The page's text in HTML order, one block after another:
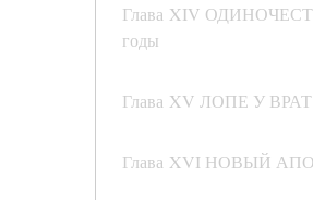
Глава XIV
годы
Глава XV ЛОПЕ У
Глава XVI НОВЫЙ